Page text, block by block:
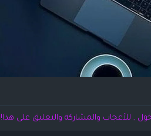
, للأعجاب والمشاركة والتعليق على هذا!